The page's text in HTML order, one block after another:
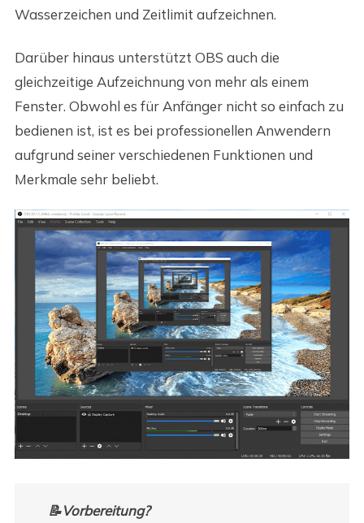
Wasserzeichen und Zeitlimit aufzeichnen.
Darüber hinaus unterstützt OBS auch die
gleichzeitige Aufzeichnung von mehr als einem
Fenster. Obwohl es für Anfänger nicht so einfach zu
bedienen ist, ist es bei professionellen Anwendern
aufgrund seiner verschiedenen Funktionen und
Merkmale sehr beliebt.
📝Vorbereitung?